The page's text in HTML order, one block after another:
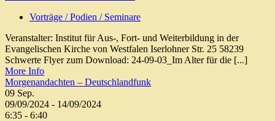
Vorträge / Podien / Seminare
Veranstalter: Institut für Aus-, Fort- und Weiterbildung in der
Evangelischen Kirche von Westfalen Iserlohner Str. 25 58239
Schwerte Flyer zum Download: 24-09-03_Im Alter für die [...]
More Info
Morgenandachten – Deutschlandfunk
09 Sep.
09/09/2024 - 14/09/2024
6:35 - 6:40